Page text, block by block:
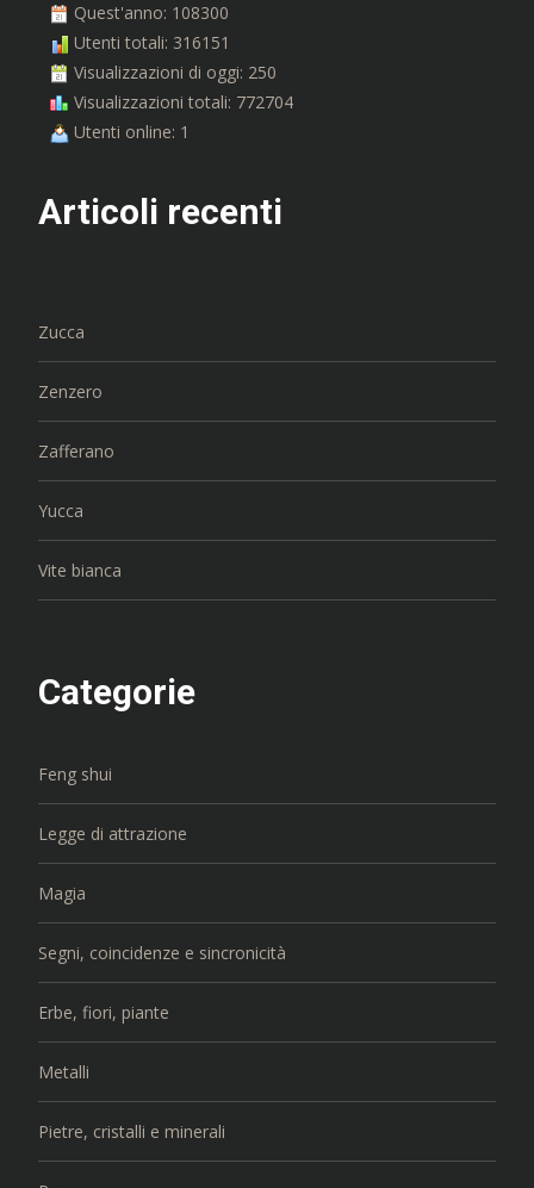
Quest'anno: 108300
Utenti totali: 316151
Visualizzazioni di oggi: 250
Visualizzazioni totali: 772704
Utenti online: 1
Articoli recenti
Zucca
Zenzero
Zafferano
Yucca
Vite bianca
Categorie
Feng shui
Legge di attrazione
Magia
Segni, coincidenze e sincronicità
Erbe, fiori, piante
Metalli
Pietre, cristalli e minerali